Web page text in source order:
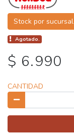
Stock por sucursal
Agotado.
$ 6.990
CANTIDAD